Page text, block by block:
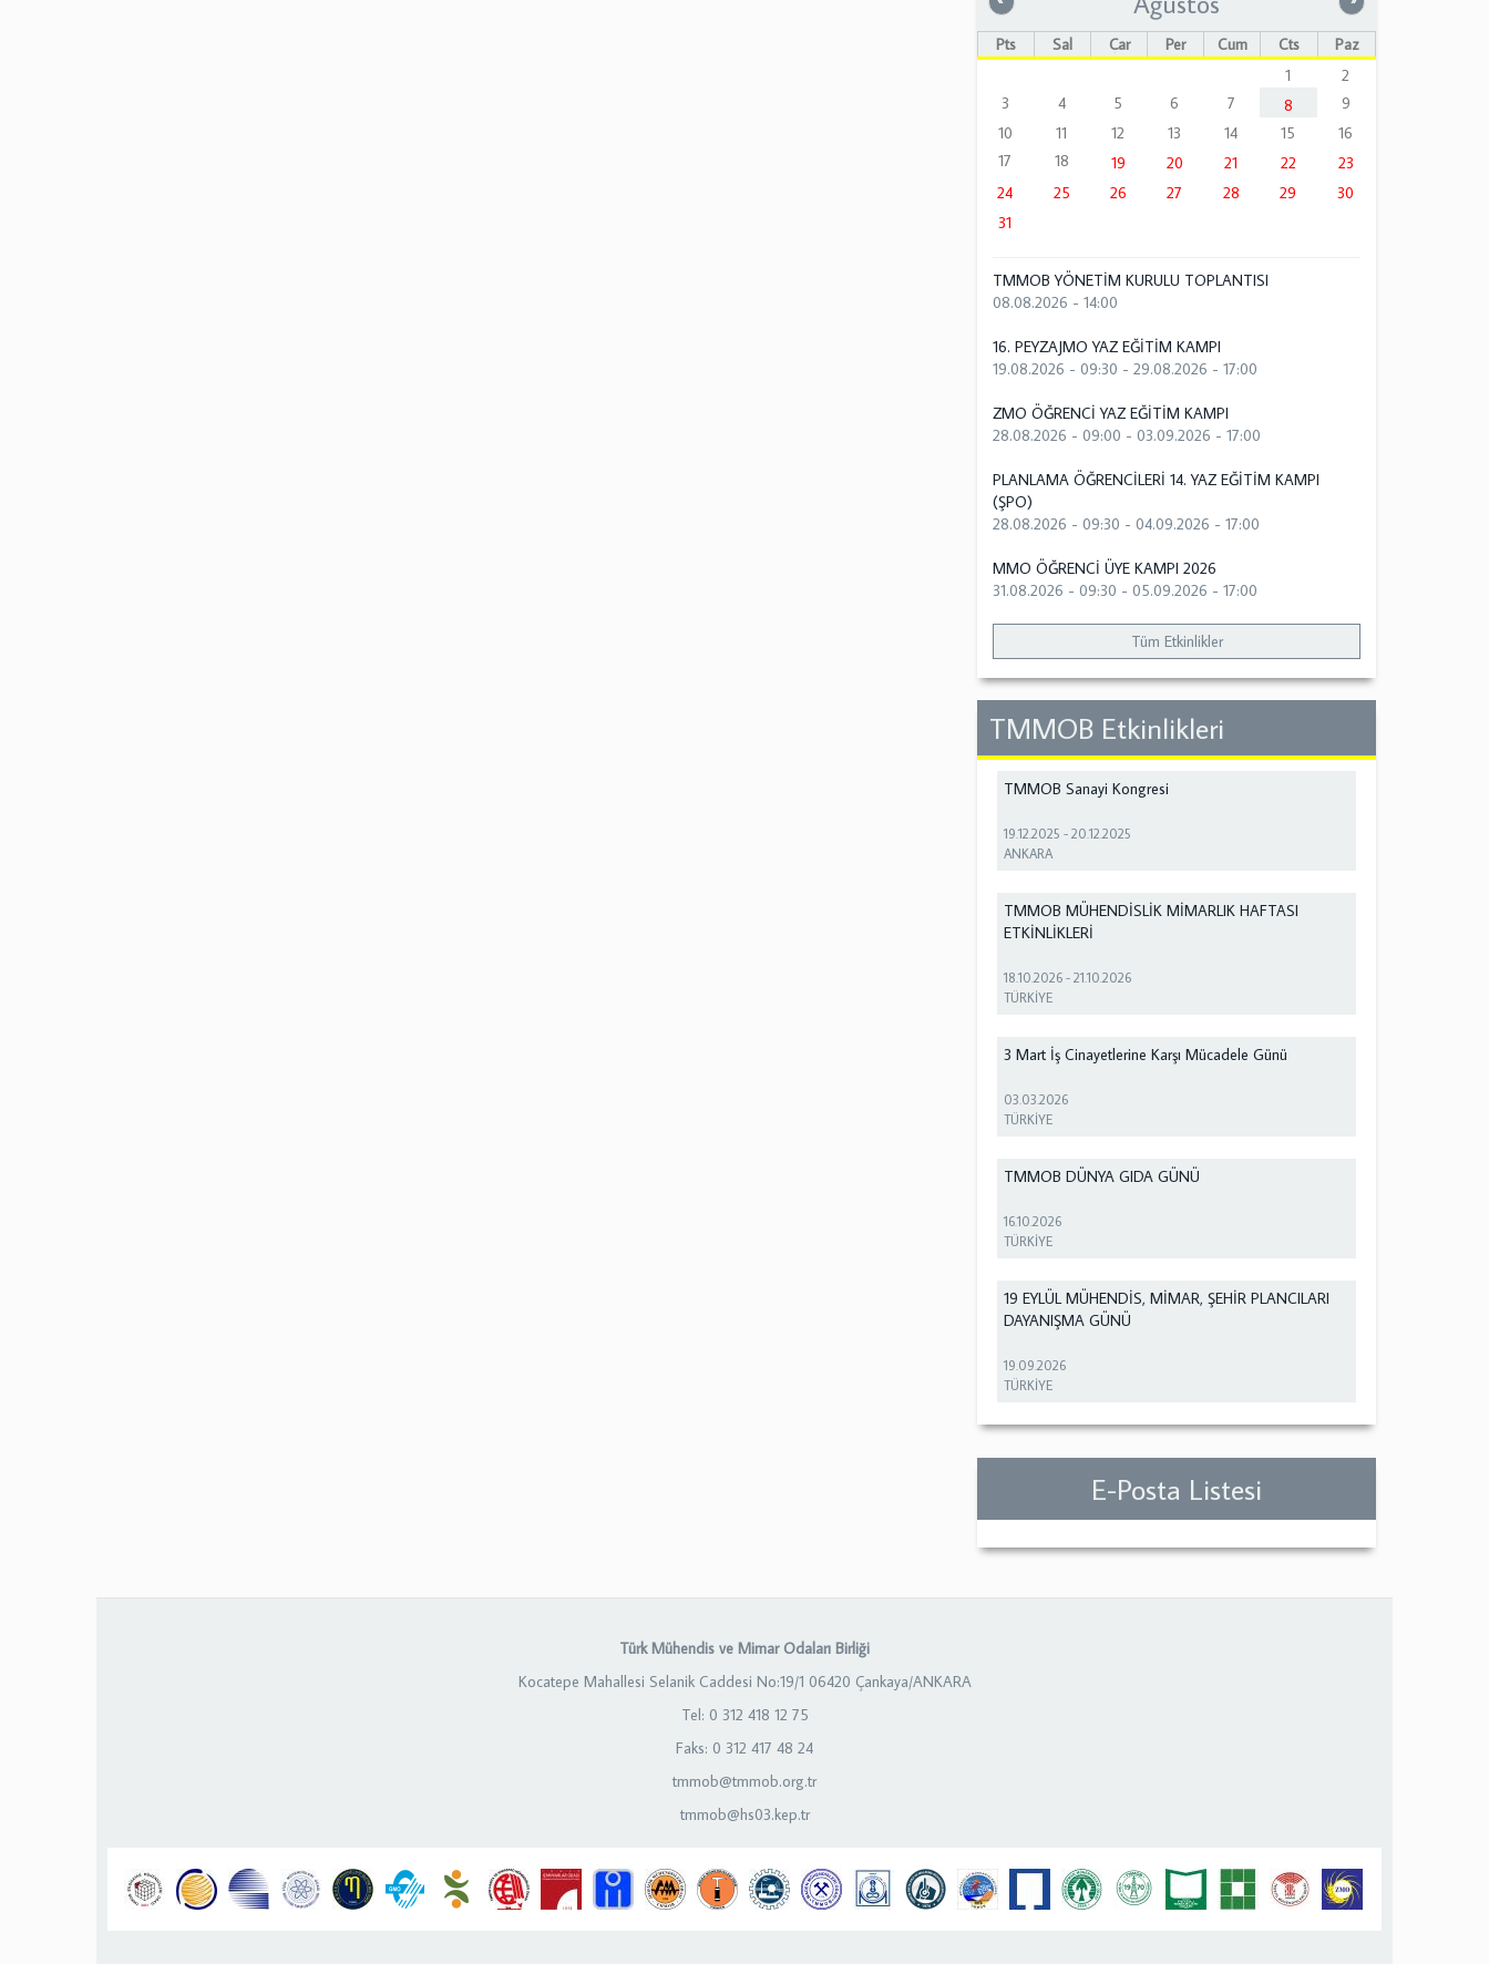
Pts Sal Çar Per Cum Cts
Paz
1
2
3
4 5 6 7 8
9
10
11 12 13 14 15
16
17
18 19 20 21 22
23
24
25 26 27 28 29
30
31
TMMOB YÖNETİM KURULU TOPLANTISI
08.08.2026 - 14:00
16. PEYZAJMO YAZ EĞİTİM KAMPI
19.08.2026 - 09:30 -29.08.2026 - 17:00
ZMO ÖĞRENCİ YAZ EĞİTİM KAMPI
28.08.2026 - 09:00 -03.09.2026 - 17:00
PLANLAMA ÖĞRENCİLERİ 14. YAZ EĞİTİM KAMPI
(ŞPO)
28.08.2026 - 09:30 -04.09.2026 - 17:00
MMO ÖĞRENCİ ÜYE KAMPI 2026
31.08.2026 - 09:30 -05.09.2026 - 17:00
Tüm Etkinlikler
TMMOB Etkinlikleri
TMMOB Sanayi Kongresi
19.12.2025 -20.12.2025
ANKARA
TMMOB MÜHENDİSLİK MİMARLIK HAFTASI
ETKİNLİKLERİ
18.10.2026 -21.10.2026
TÜRKİYE
3 Mart İş Cinayetlerine Karşı Mücadele Günü
03.03.2026
TÜRKİYE
TMMOB DÜNYA GIDA GÜNÜ
16.10.2026
TÜRKİYE
19 EYLÜL MÜHENDİS, MİMAR, ŞEHİR PLANCILARI
DAYANIŞMA GÜNÜ
19.09.2026
TÜRKİYE
E-Posta Listesi
Türk Mühendis ve Mimar Odaları Birliği
Kocatepe Mahallesi Selanik Caddesi No:19/1 06420 Çankaya/ANKARA
Tel: 0 312 418 12 75
Faks: 0 312 417 48 24
tmmob@tmmob.org.tr
tmmob@hs03.kep.tr